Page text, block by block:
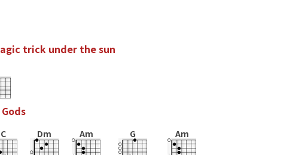
agic trick under thesun
Gods
C Dm Am G Am